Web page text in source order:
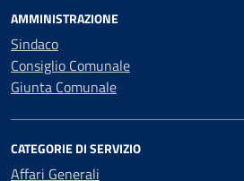
AMMINISTRAZIONE
Sindaco
Consiglio Comunale
Giunta Comunale
CATEGORIE DI SERVIZIO
Affari Generali